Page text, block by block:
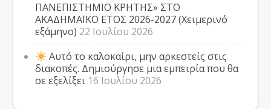
ΠΑΝΕΠΙΣΤΗΜΙΟ ΚΡΗΤΗΣ» ΣΤΟ
ΑΚΑΔΗΜΑΪΚΟ ΕΤΟΣ 2026-2027 (Χειμερινό
εξάμηνο) 22 Ιουλίου 2026
Αυτό το καλοκαίρι, μην αρκεστείς στις
διακοπές. Δημιούργησε μια εμπειρία που θα
σε εξελίξει 16 Ιουλίου 2026